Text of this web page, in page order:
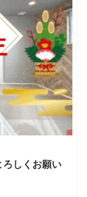
しくお願い